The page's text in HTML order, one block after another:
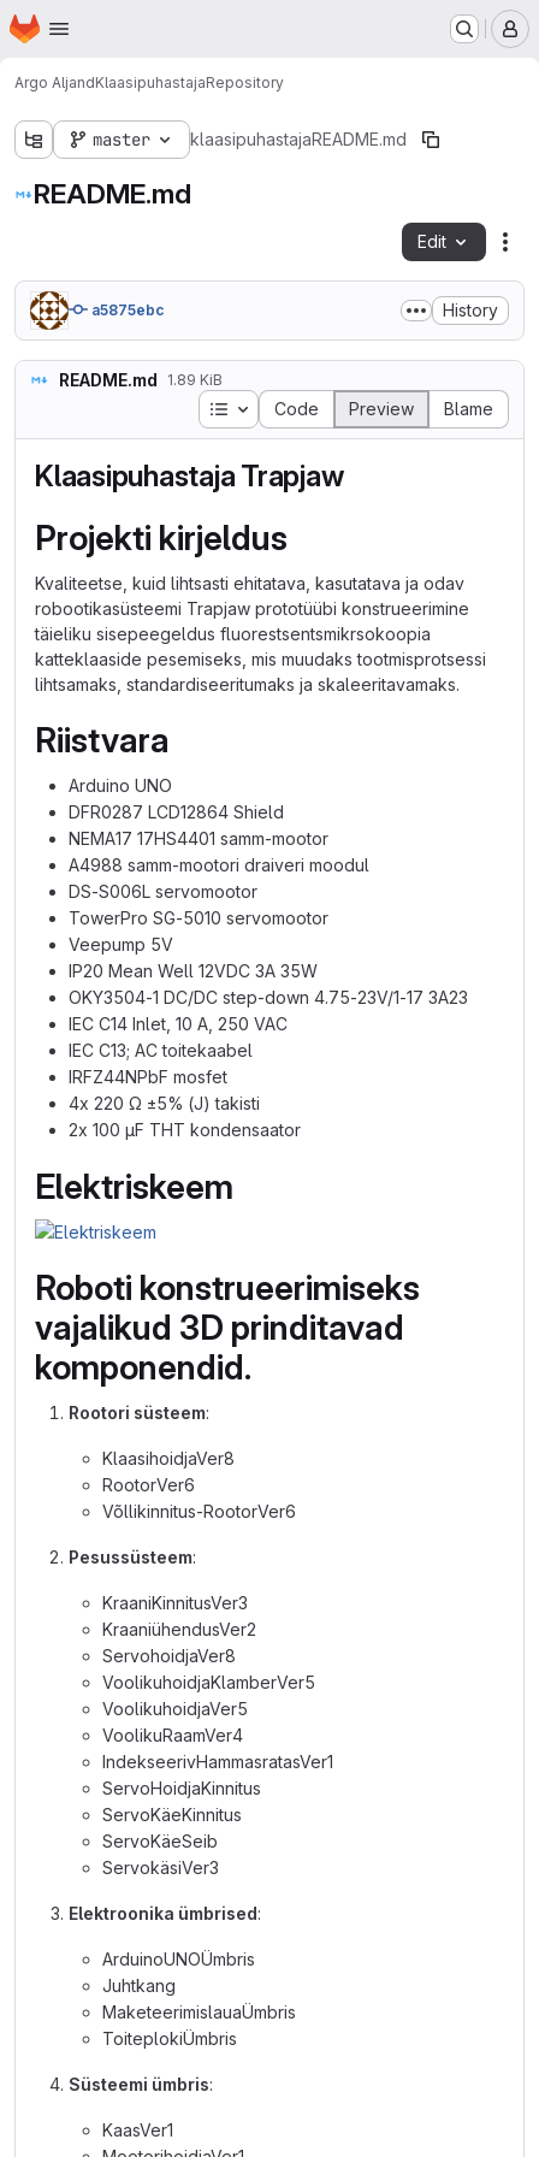
Skip to main content
Homepage
Argo AljandKlaasipuhastajaRepository
master klaasipuhastajaREADME.md
README.md
Edit
a5875ebc History
README.md 1.89 KiB
Table of contents
Code Preview Blame
Klaasipuhastaja Trapjaw
Projekti kirjeldus
Kvaliteetse, kuid lihtsasti ehitatava, kasutatava ja odav
robootikasüsteemi Trapjaw prototüübi konstrueerimine
täieliku sisepeegeldus fluorestsentsmikrsokoopia
katteklaaside pesemiseks, mis muudaks tootmisprotsessi
lihtsamaks, standardiseeritumaks ja skaleeritavamaks.
Riistvara
Arduino UNO
DFR0287 LCD12864 Shield
NEMA17 17HS4401 samm-mootor
A4988 samm-mootori draiveri moodul
DS-S006L servomootor
TowerPro SG-5010 servomootor
Veepump 5V
IP20 Mean Well 12VDC 3A 35W
OKY3504-1 DC/DC step-down 4.75-23V/1-17 3A23
IEC C14 Inlet, 10 A, 250 VAC
IEC C13; AC toitekaabel
IRFZ44NPbF mosfet
4x 220 Ω ±5% (J) takisti
2x 100 µF THT kondensaator
Elektriskeem
Roboti konstrueerimiseks
vajalikud 3D prinditavad
komponendid.
Rootori süsteem:
KlaasihoidjaVer8
RootorVer6
Võllikinnitus-RootorVer6
Pesussüsteem:
KraaniKinnitusVer3
KraaniühendusVer2
ServohoidjaVer8
VoolikuhoidjaKlamberVer5
VoolikuhoidjaVer5
VoolikuRaamVer4
IndekseerivHammasratasVer1
ServoHoidjaKinnitus
ServoKäeKinnitus
ServoKäeSeib
ServokäsiVer3
Elektroonika ümbrised:
ArduinoUNOÜmbris
Juhtkang
MaketeerimislauaÜmbris
ToiteplokiÜmbris
Süsteemi ümbris:
KaasVer1